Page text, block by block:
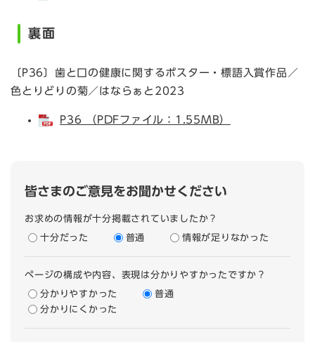
裏面
〔P36〕歯と口の健康に関するポスター・標語入賞作品／
色とりどりの菊／はならぁと2023
P36 （PDFファイル：1.55MB）
皆さまのご意見をお聞かせください
お求めの情報が十分掲載されていましたか？
十分だった 普通 情報が足りなかった
ページの構成や内容、表現は分かりやすかったですか？
分かりやすかった
普通
分かりにくかった